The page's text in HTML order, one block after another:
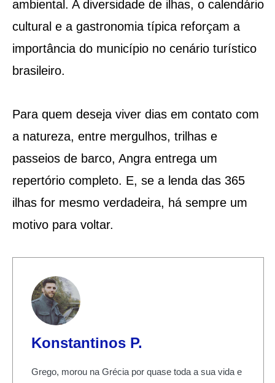
ambiental. A diversidade de ilhas, o calendário
cultural e a gastronomia típica reforçam a
importância do município no cenário turístico
brasileiro.
Para quem deseja viver dias em contato com
a natureza, entre mergulhos, trilhas e
passeios de barco, Angra entrega um
repertório completo. E, se a lenda das 365
ilhas for mesmo verdadeira, há sempre um
motivo para voltar.
Konstantinos P.
Grego, morou na Grécia por quase toda a sua vida e